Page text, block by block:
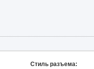
Стиль разъема: